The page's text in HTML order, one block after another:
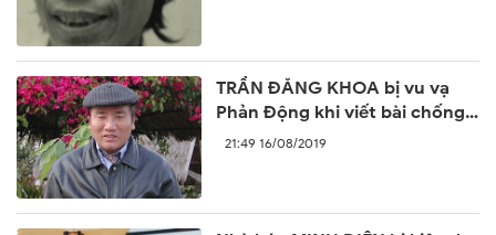
TRẦN ĐĂNG KHOA bị vu vạ
Phản Động khi viết bài chống
lại sự ngang ngược của Trung
21:49 16/08/2019